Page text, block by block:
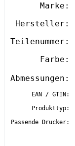
Marke:
Hersteller:
Teilenummer:
Farbe:
Abmessungen:
EAN / GTIN:
Produkttyp:
Passende Drucker: